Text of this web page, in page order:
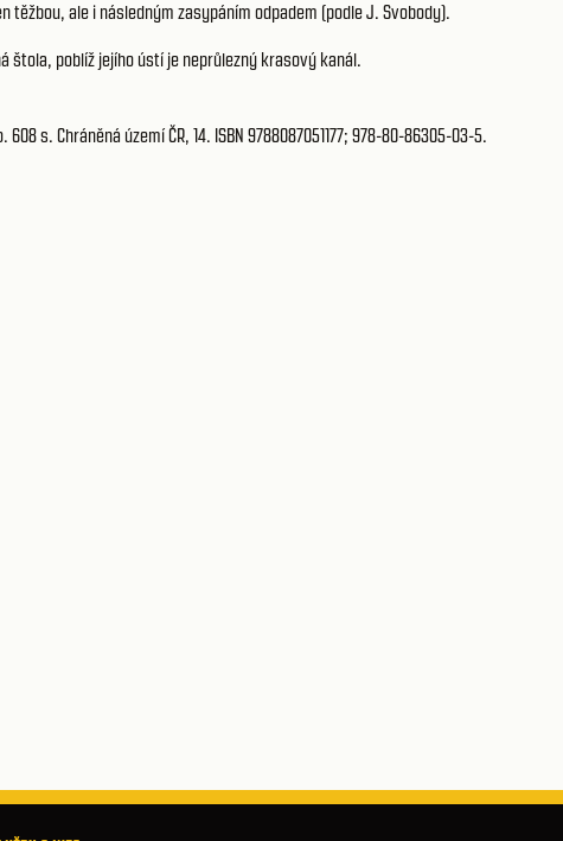
ale i následným zasypáním odpadem (podle J. Svobody).
štola, poblíž jejího ústí je neprůlezný krasový kanál.
s. Chráněná území ČR, 14. ISBN 9788087051177; 978-80-86305-03-5.